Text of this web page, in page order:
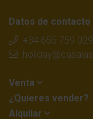
Datos de
+34 655 759 029
Venta
¿Quieres vender?
Alquilar